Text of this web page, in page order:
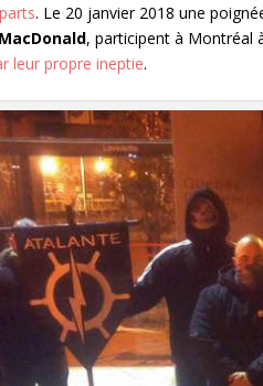
. Le 20 janvier 2018 une
, participent à Montréal
leur propre ineptie.